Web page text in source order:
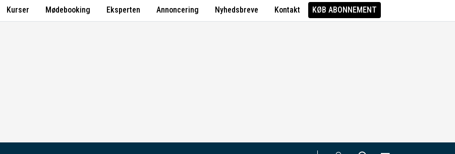
Kurser Mødebooking Eksperten Annoncering Nyhedsbreve Kontakt KØB ABONNEMENT